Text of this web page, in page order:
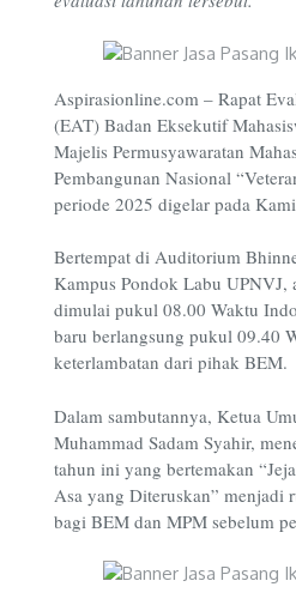
Aspirasionline.com – Rapat
(EAT) Badan Eksekutif
Majelis Permusyawaratan
Pembangunan Nasional
periode 2025 digelar pada
Bertempat di Auditorium
Kampus Pondok Labu UPNVJ,
dimulai pukul 08.00 Waktu
baru berlangsung pukul 09.40
keterlambatan dari pihak BEM.
Dalam sambutannya, Ketua
Muhammad Sadam Syahir,
tahun ini yang bertemakan
Asa yang Diteruskan” menjadi
bagi BEM dan MPM sebelum